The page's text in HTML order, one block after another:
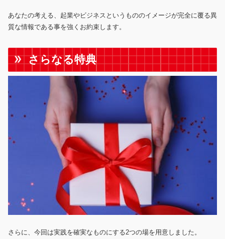
あなたの考える、起業やビジネスというもののイメージが完全に覆る異
質な情報である事を強くお約束します。
さらなる特典
さらに、今回は実践を確実なものにする2つの場を用意しました。